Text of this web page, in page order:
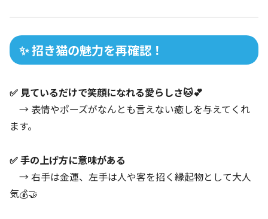
✨ 招き猫の魅力を再確認！
✅ 見ているだけで笑顔になれる愛らしさ🐱💕
→ 表情やポーズがなんとも言えない癒しを与えてくれ
ます。
✅ 手の上げ方に意味がある
→ 右手は金運、左手は人や客を招く縁起物として大人
気💰🤝